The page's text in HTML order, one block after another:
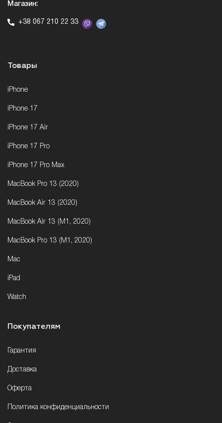
Магазин:
+38 067 210 22 33
Товары
iPhone
iPhone 17
iPhone 17 Air
iPhone 17 Pro
iPhone 17 Pro Max
MacBook Pro 13 (2020)
MacBook Air 13 (2020)
MacBook Air 13 (M1, 2020)
MacBook Pro 13 (M1, 2020)
Mac
iPad
Watch
Покупателям
Гарантия
Доставка
Оферта
Политика конфиденциальности